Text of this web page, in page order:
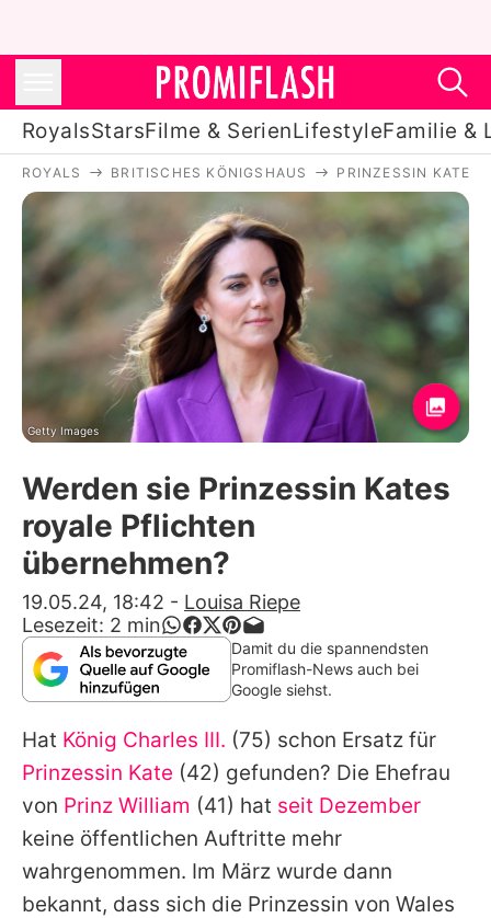
RoyalsStarsFilme & SerienLifestyleFamilie &
Royals
Stars
Filme & Serien
Lifestyle
Familie & Liebe
Promiflash Exklusiv
Alle Themen auf Promiflash
Jobs
App runterladen
Team
Redaktionelle Richtlinien
Impressum
Datenschutzerklärung
Nutzungsbedingungen
Utiq verwalten
ROYALS BRITISCHES KÖNIGSHAUS PRINZESSIN KATE
Getty Images
Werden sie Prinzessin Kates
royale Pflichten
übernehmen?
19.05.24, 18:42 - Louisa Riepe
Lesezeit: 2 min
Damit du die spannendsten
Promiflash-News auch bei
Google siehst.
Hat König Charles III. (75) schon Ersatz für
Prinzessin Kate (42) gefunden? Die Ehefrau
von Prinz William (41) hat seit Dezember
keine öffentlichen Auftritte mehr
wahrgenommen. Im März wurde dann
bekannt, dass sich die Prinzessin von Wales